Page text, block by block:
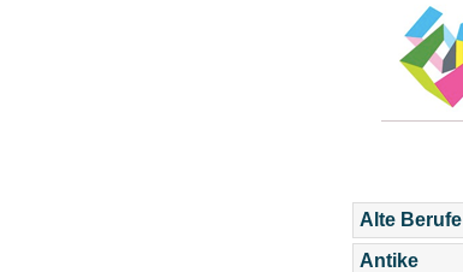
Alte Berufe
Antike